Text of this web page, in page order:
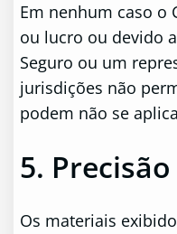
Em nenhum caso o
ou lucro ou devido
Seguro ou um
jurisdições não
podem não se
5.
Os materiais